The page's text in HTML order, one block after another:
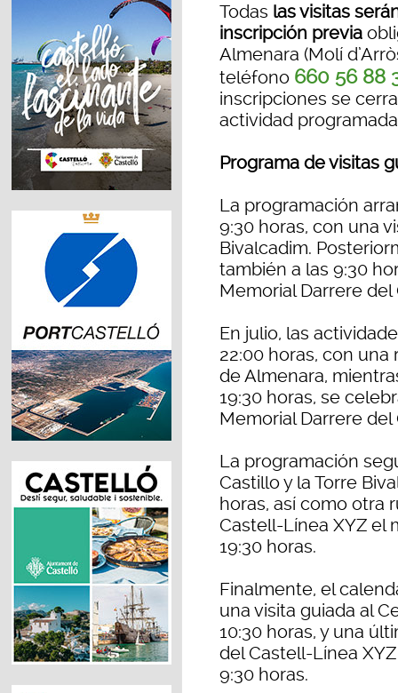
Todas las visitas
inscripción previa
Almenara (Molí
teléfono 660 56 88
inscripciones se
actividad
Programa de visitas
La programación
9:30 horas, con una
Bivalcadim.
también a las 9:30
Memorial Darrere
En julio, las
22:00 horas, con
de Almenara,
19:30 horas, se
Memorial Darrere
La programación
Castillo y la Torre
horas, así como otra
Castell-Línea XYZ el
19:30 horas.
Finalmente, el
una visita guiada al
10:30 horas, y una
del Castell-Línea
9:30 horas.